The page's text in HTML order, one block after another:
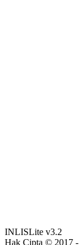
INLISLite v3.2
Hak Cipta © 2017